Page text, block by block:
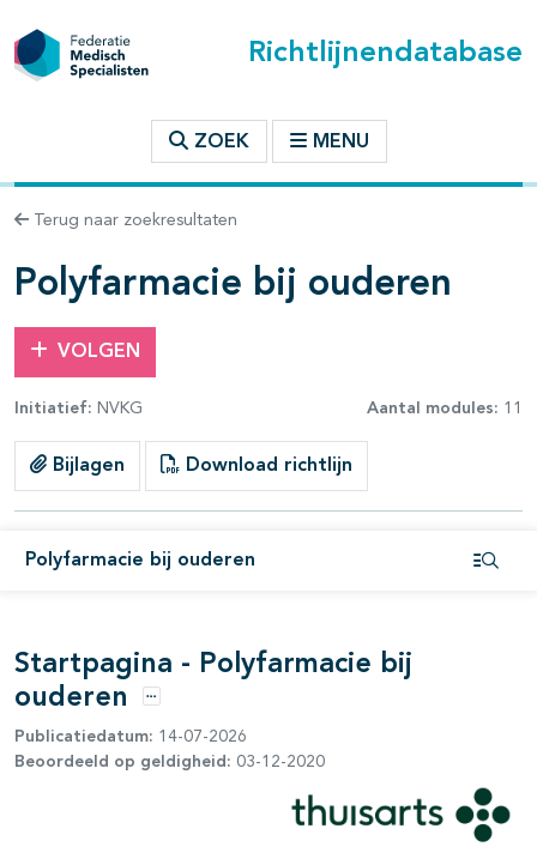
Richtlijnendatabase
ZOEK MENU
Terug naar zoekresultaten
Polyfarmacie bij ouderen
VOLGEN
Initiatief: NVKG Aantal modules: 11
Bijlagen Download richtlijn
Polyfarmacie bij ouderen
binnen deze richtlijn
open- en dichtklappen
open- en dichtklappen
Startpagina - Polyfarmacie bij
ouderen
Opties
Publicatiedatum: 14-07-2026
Beoordeeld op geldigheid: 03-12-2020